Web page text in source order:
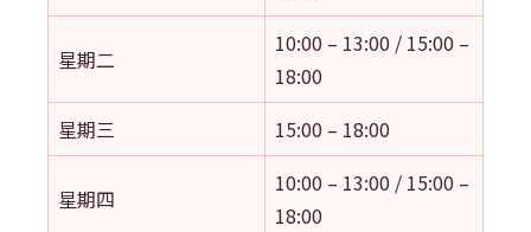
星期二
10:00 – 13:00 / 15:00 –
18:00
星期三
15:00 – 18:00
星期四
10:00 – 13:00 / 15:00 –
18:00